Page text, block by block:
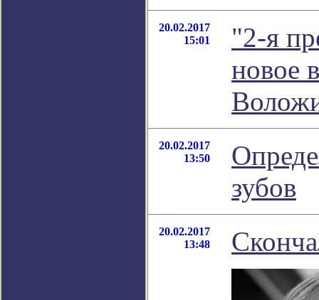
20.02.2017
15:01
"2-я
новое
20.02.2017
13:50
зубов
20.02.2017
13:48